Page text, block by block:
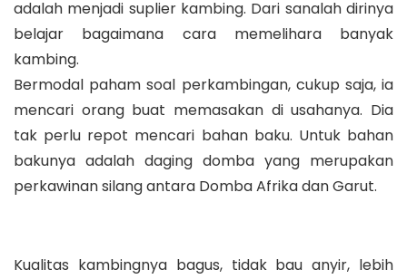
adalah menjadi suplier kambing. Dari sanalah dirinya
belajar bagaimana cara memelihara banyak
kambing.
Bermodal paham soal perkambingan, cukup saja, ia
mencari orang buat memasakan di usahanya. Dia
tak perlu repot mencari bahan baku. Untuk bahan
bakunya adalah daging domba yang merupakan
perkawinan silang antara Domba Afrika dan Garut.
Kualitas kambingnya bagus, tidak bau anyir, lebih